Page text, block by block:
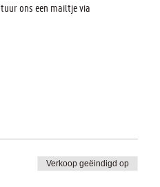
ons een mailtje via
Verkoop geëindigd op